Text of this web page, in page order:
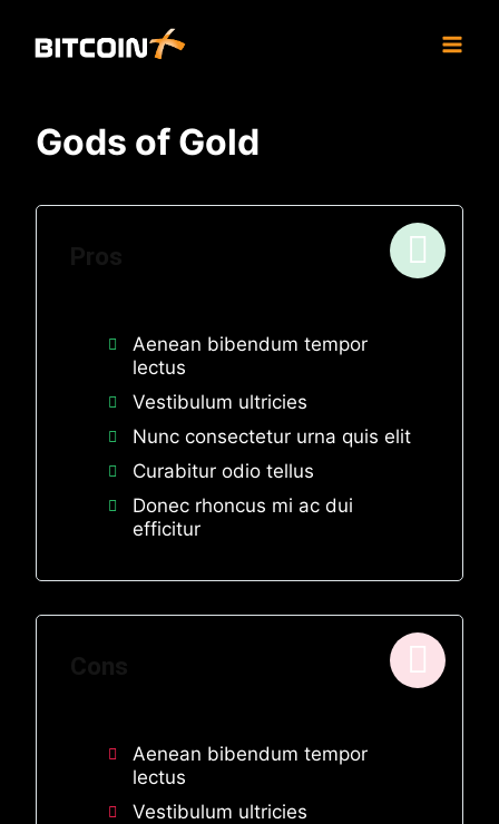
Gods of Gold
Aenean bibendum tempor
lectus
Vestibulum ultricies
Nunc consectetur urna quis elit
Curabitur odio tellus
Donec rhoncus mi ac dui
efficitur
Aenean bibendum tempor
lectus
Vestibulum ultricies